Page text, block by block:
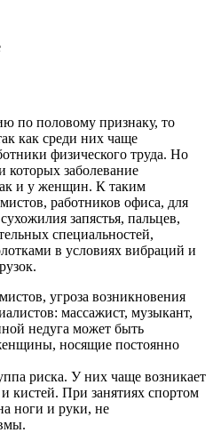
по половому признаку, то
как среди них чаще
физического труда. Но
которых заболевание
и у женщин. К таким
работников офиса, для
запястья, пальцев,
специальностей,
в условиях вибраций и
угроза возникновения
массажист, музыкант,
недуга может быть
носящие постоянно
риска. У них чаще возникает
кистей. При занятиях спортом
ноги и руки, не